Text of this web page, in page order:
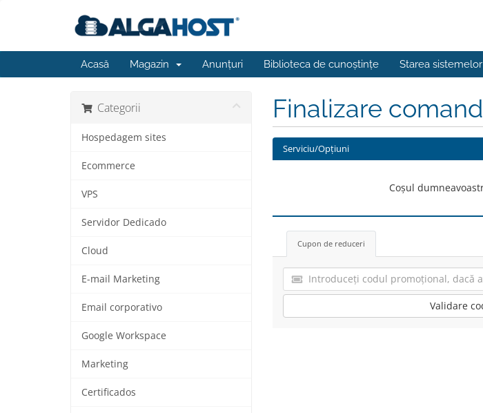
Acasă Magazin Anunțuri Biblioteca de cunoștințe Starea sistemelor
Categorii
Hospedagem sites
Ecommerce
VPS
Servidor Dedicado
Cloud
E-mail Marketing
Email corporativo
Google Workspace
Marketing
Certificados
Finalizare
Serviciu/Opțiuni
Coșul
Cupon de reduceri
Validare